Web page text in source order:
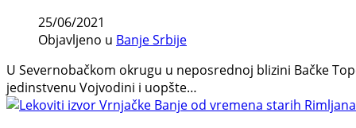
25/06/2021
Objavljeno u Banje Srbije
U Severnobačkom okrugu u neposrednoj blizini Bačke
jedinstvenu Vojvodini i uopšte…